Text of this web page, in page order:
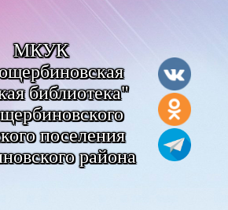
МКУК
библиотека"
поселения
района